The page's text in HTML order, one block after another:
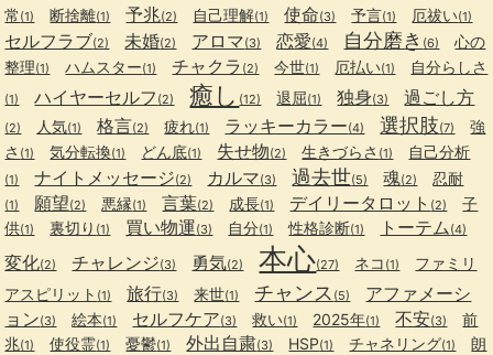
常 (1) 断捨離(1) 予兆(2) 自己理解(1) 使命(3) 予言(1) 厄祓い(1)
セルフラブ(2) 未婚(2) アロマ(3) 恋愛(4) 自分磨き (6)
心の
整理(1) ハムスター(1) チャクラ (2) 今世(1) 厄払い(1) 自分らしさ
(1) ハイヤーセルフ (2) 癒し (12) 退屈(1) 独身(3) 過ごし方
(2) 人気(1) 格言(2) 疲れ(1) ラッキーカラー(4) 選択肢(7)
強
さ (1) 気分転換(1) どん底(1) 失せ物(2) 生きづらさ (1) 自己分析
(1) ナイトメッセージ(2) カルマ(3) 過去世(5) 魂(2) 忍耐
(1) 願望(2) 悪縁(1) 言葉(2) 成長(1) デイリータロット (2)
子
供(1) 裏切り (1) 買い物運(3) 自分(1) 性格診断(1) トーテム (4)
変化(2) チャレンジ(3) 勇気(2) 本心(27) ネコ (1)
ファミリ
アスピリット (1) 旅行(3) 来世(1) チャンス (5)
アファメーシ
ョン(3) 絵本(1) セルフケア(3) 救い(1) 2025年(1) 不安(3)
前
兆(1) 使役霊(1) 憂鬱(1) 外出自粛(3) HSP(1) チャネリング(1)
朗